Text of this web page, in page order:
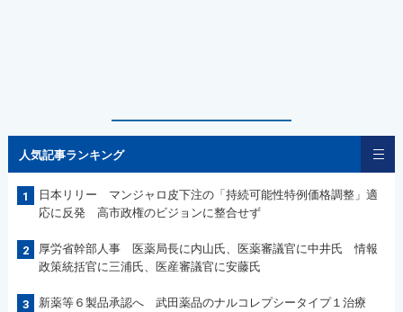
人気記事ランキング
1
日本リリー マンジャロ皮下注の「持続可能性特例価格調整」適
応に反発 高市政権のビジョンに整合せず
2
厚労省幹部人事 医薬局長に内山氏、医薬審議官に中井氏 情報
政策統括官に三浦氏、医産審議官に安藤氏
3
新薬等６製品承認へ 武田薬品のナルコレプシータイプ１治療